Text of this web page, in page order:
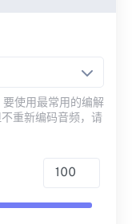
使用最常用的编解
重新编码音频，请